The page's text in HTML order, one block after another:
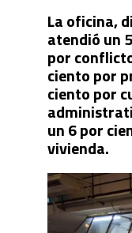
La oficina,
atendió un
por
ciento por
ciento por
un 6 por
vivienda.